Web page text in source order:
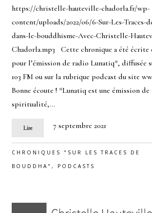
https://christelle-hauteville-chadorla.fr/wp-
content/uploads/2022/06/6-Sur-Les-Traces-
dans-le-bouddhisme-Avec-Christelle-
Chadorla.mp3 Cette chronique a été écrite
pour l’émission de radio Lunatiq*, diffusée
103 FM ou sur la rubrique podcast du site
Bonne écoute ! *Lunatiq est une émission
spiritualité,…
Lire 7 septembre 2021
CHRONIQUES "SUR LES TRACES DE
BOUDDHA" , PODCASTS